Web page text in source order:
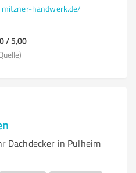
mitzner-handwerk.de/
/ 5,00
Dachdecker in Pulheim